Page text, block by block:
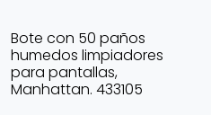
Bote con 50 paños
humedos limpiadores
para pantallas,
Manhattan. 433105